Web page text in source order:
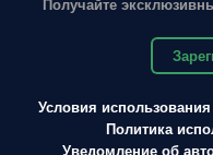
Условия использования
Политика
Уведомление об